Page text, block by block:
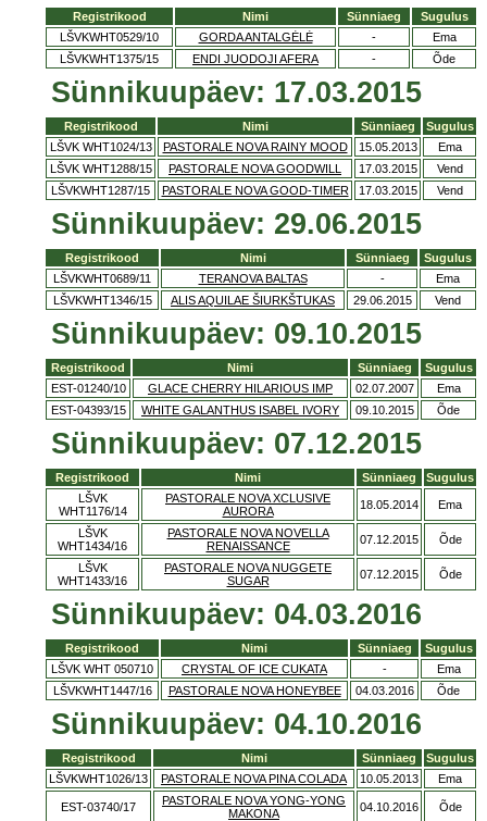
Registrikood Nimi Sünniaeg
Sugulus
LŠVKWHT0529/10
GORDA ANTALGĖLĖ -
Ema
LŠVKWHT1375/15
ENDI JUODOJI AFERA - Õde
Sünnikuupäev: 17.03.2015
Registrikood Nimi Sünniaeg
Sugulus
LŠVK WHT1024/13
PASTORALE NOVA RAINY MOOD 15.05.2013
Ema
LŠVK WHT1288/15
PASTORALE NOVA GOODWILL 17.03.2015
Vend
LŠVKWHT1287/15
PASTORALE NOVA GOOD-TIMER 17.03.2015 Vend
Sünnikuupäev: 29.06.2015
Registrikood Nimi Sünniaeg
Sugulus
LŠVKWHT0689/11
TERANOVA BALTAS -
Ema
LŠVKWHT1346/15
ALIS AQUILAE ŠIURKŠTUKAS 29.06.2015 Vend
Sünnikuupäev: 09.10.2015
Registrikood Nimi Sünniaeg
Sugulus
EST-01240/10
GLACE CHERRY HILARIOUS IMP 02.07.2007
Ema
EST-04393/15
WHITE GALANTHUS ISABEL IVORY 09.10.2015 Õde
Sünnikuupäev: 07.12.2015
Registrikood Nimi Sünniaeg
Sugulus
LŠVK
WHT1176/14
PASTORALE NOVA XCLUSIVE
AURORA
18.05.2014 Ema
LŠVK
WHT1434/16
PASTORALE NOVA NOVELLA
RENAISSANCE
07.12.2015 Õde
LŠVK
WHT1433/16
PASTORALE NOVA NUGGETE
SUGAR
07.12.2015 Õde
Sünnikuupäev: 04.03.2016
Registrikood Nimi Sünniaeg
Sugulus
LŠVK WHT 050710
CRYSTAL OF ICE CUKATA -
Ema
LŠVKWHT1447/16
PASTORALE NOVA HONEYBEE 04.03.2016 Õde
Sünnikuupäev: 04.10.2016
Registrikood Nimi Sünniaeg
Sugulus
LŠVKWHT1026/13
PASTORALE NOVA PINA COLADA 10.05.2013 Ema
EST-03740/17
PASTORALE NOVA YONG-YONG
MAKONA
04.10.2016 Õde